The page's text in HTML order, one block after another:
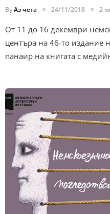
ByАз чета 24/11/2018 2
От 11 до 16 декември
центъра на 46-то издание
панаир на книгата с